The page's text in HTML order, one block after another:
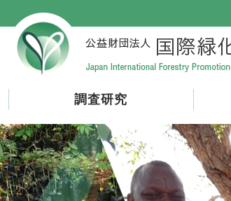
調査研究